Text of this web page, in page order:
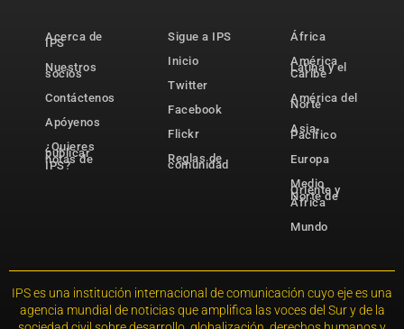
Acerca de
IPS
Nuestros
socios
Contáctenos
Apóyenos
¿Quieres
publicar
notas de
IPS?
Sigue a IPS
Inicio
Twitter
Facebook
Flickr
Reglas de
comunidad
África
América
Latina y el
Caribe
América del
Norte
Asia-
Pacífico
Europa
Medio
Oriente y
Norte de
África
Mundo
IPS es una institución internacional de comunicación cuyo eje es una
agencia mundial de noticias que amplifica las voces del Sur y de la